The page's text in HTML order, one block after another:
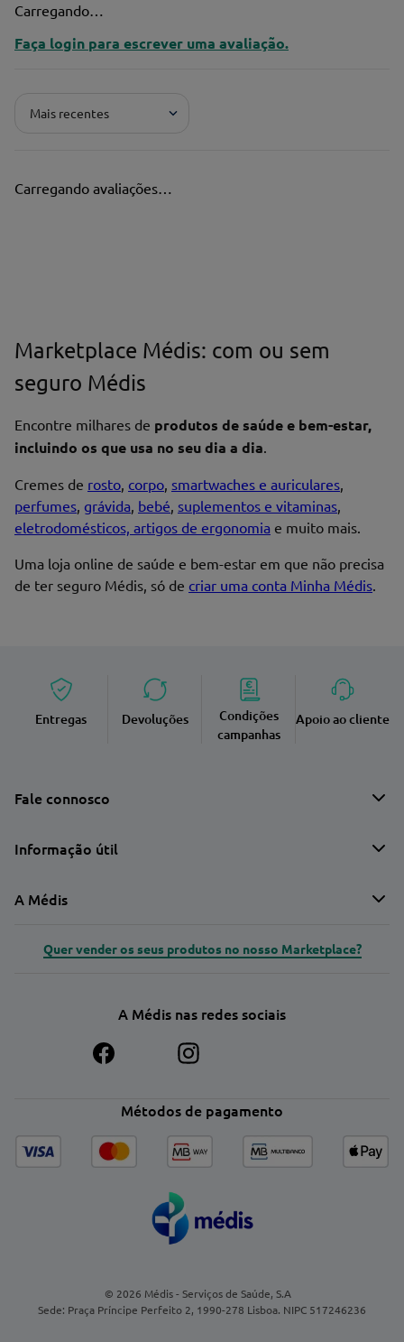
Carregando…
Faça login para escrever uma avaliação.
Mais recentes
Carregando avaliações…
Marketplace Médis: com ou sem
seguro Médis
Encontre milhares de produtos de saúde e bem-estar,
incluindo os que usa no seu dia a dia.
Cremes de rosto, corpo, smartwaches e auriculares,
perfumes, grávida, bebé, suplementos e vitaminas,
eletrodomésticos, artigos de ergonomia e muito mais.
Uma loja online de saúde e bem-estar em que não precisa
de ter seguro Médis, só de criar uma conta Minha Médis.
Entregas Devoluções
Condições
campanhas
Apoio ao cliente
Fale connosco
Informação útil
A Médis
Quer vender os seus produtos no nosso Marketplace?
A Médis nas redes sociais
Métodos de pagamento
© 2026 Médis - Serviços de Saúde, S.A
Sede: Praça Príncipe Perfeito 2, 1990-278 Lisboa. NIPC 517246236